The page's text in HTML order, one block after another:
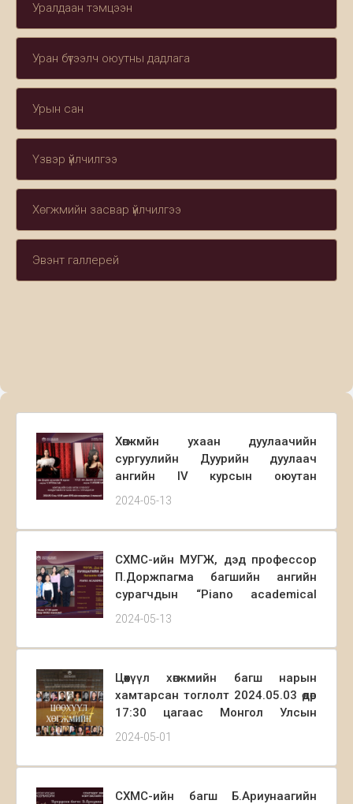
Уралдаан тэмцээн
Уран бүтээлч оюутны дадлага
Урын сан
Үзвэр үйлчилгээ
Хөгжмийн засвар үйлчилгээ
Эвэнт галлерей
Хөгжмйн ухаан дуулаачийн
сургуулийн Дуурийн дуулаач
ангийн IV курсын оюутан
Ү.Уртнасан, III курсын оюутан
Recital тоглолтод та бүхнийг
2024.05.13 өдөр 18:00 цагаас
Концертын А танхимд
2024-05-13
СХМС-ийн МУГЖ, дэд профессор
П.Доржпагма багшийн ангийн
сурагчдын “Piano academical
concert”-д хүрэлцэн ирэхийг урьж
2024-05-13
Цөөхүүл хөгжмийн багш нарын
хамтарсан тоглолт 2024.05.03 өдөр
17:30 цагаас Монгол Улсын
Консерваторийн Концертын Б
хүрэлцэн ирэхийг урьж байна.
2024-05-01
СХМС-ийн багш Б.Ариунаагийн